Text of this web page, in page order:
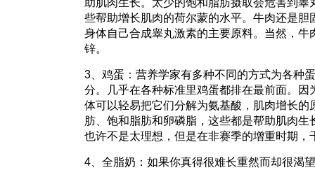
助肌肉生长。太少的饱和脂肪摄取会危害到睾
些帮助增长肌肉的荷尔蒙的水平。牛肉还是胆
身体自己合成睾丸激素的主要原料。当然，牛
锌。
3、鸡蛋：营养学家有多种不同的方式为各种
分。几乎在各种标准里鸡蛋都排在最前面。
体可以轻易把它们分解为氨基酸，肌肉增长的
肪、饱和脂肪和卵磷脂，这些都是帮助肌肉生
也许不是太理想，但是在非赛季的增重时期，
4、全脂奶：如果你真得很难长重然而却很渴